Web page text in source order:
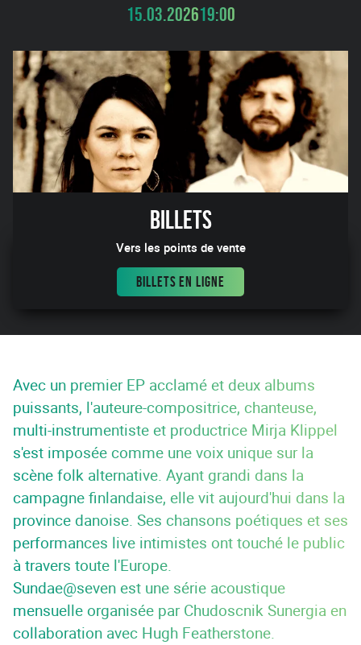
15.03.202619:00
Billets
Vers les points de vente
BILLETS EN LIGNE
Avec un premier EP acclamé et deux albums
puissants, l'auteure-compositrice, chanteuse,
multi-instrumentiste et productrice Mirja Klippel
s'est imposée comme une voix unique sur la
scène folk alternative. Ayant grandi dans la
campagne finlandaise, elle vit aujourd'hui dans la
province danoise. Ses chansons poétiques et ses
performances live intimistes ont touché le public
à travers toute l'Europe.
Sundae@seven est une série acoustique
mensuelle organisée par Chudoscnik Sunergia en
collaboration avec Hugh Featherstone.